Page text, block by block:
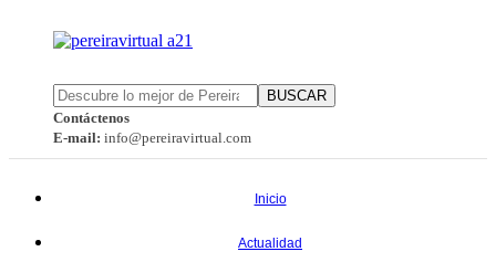
BUSCAR
Contáctenos
E-mail: info@pereiravirtual.com
Inicio
Actualidad